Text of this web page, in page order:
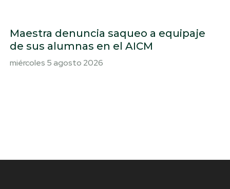
Maestra denuncia saqueo a equipaje
de sus alumnas en el AICM
miércoles 5 agosto 2026